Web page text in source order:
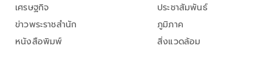
เศรษฐกิจ
ข่าวพระราชสำนัก
หนังสือพิมพ์
ประชาสัมพันธ์
ภูมิภาค
สิ่งแวดล้อม